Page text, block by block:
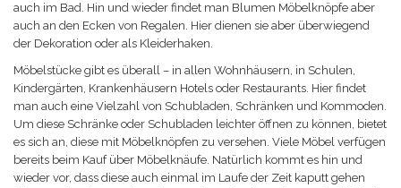
auch im Bad. Hin und wieder findet man Blumen Möbelknöpfe aber
auch an den Ecken von Regalen. Hier dienen sie aber überwiegend
der Dekoration oder als Kleiderhaken.
Möbelstücke gibt es überall – in allen Wohnhäusern, in Schulen,
Kindergärten, Krankenhäusern Hotels oder Restaurants. Hier findet
man auch eine Vielzahl von Schubladen, Schränken und Kommoden.
Um diese Schränke oder Schubladen leichter öffnen zu können, bietet
es sich an, diese mit Möbelknöpfen zu versehen. Viele Möbel verfügen
bereits beim Kauf über Möbelknäufe. Natürlich kommt es hin und
wieder vor, dass diese auch einmal im Laufe der Zeit kaputt gehen